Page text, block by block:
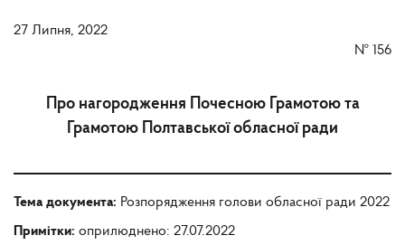
27 Липня, 2022
№ 156
Про нагородження Почесною Грамотою та
Грамотою Полтавської обласної ради
Тема документа: Розпорядження голови обласної ради 2022
Примітки: оприлюднено: 27.07.2022